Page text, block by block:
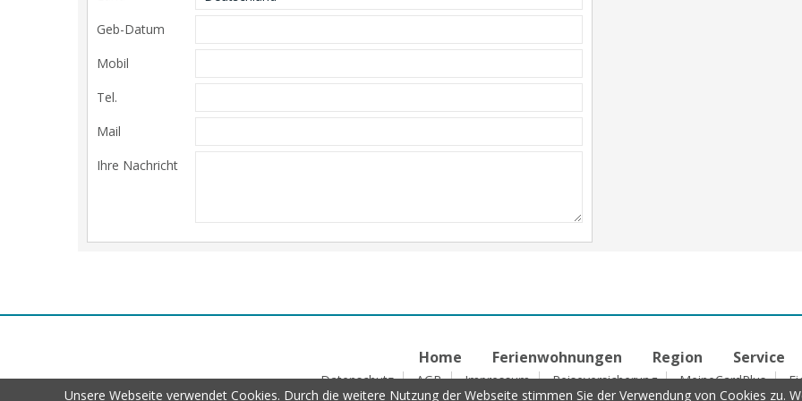
Geb-Datum
Mobil
Tel.
Mail
Ihre Nachricht
Home Ferienwohnungen Region Service
Datenschutz AGB Impressum Reiseversicherung MeineCardPlus
Unsere Webseite verwendet Cookies. Durch die weitere Nutzung der Webseite stimmen Sie der Verwendung von Cookies zu.